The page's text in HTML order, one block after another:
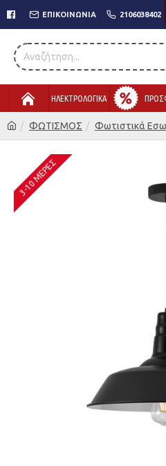
ΕΠΙΚΟΙΝΩΝΊΑ 2106038402
ΗΛΕΚΤΡΟΛΟΓΙΚΑ
ΦΩΤΙΣΜΟΣ Φωτιστικά
3-10 ΜΈΡΕΣ